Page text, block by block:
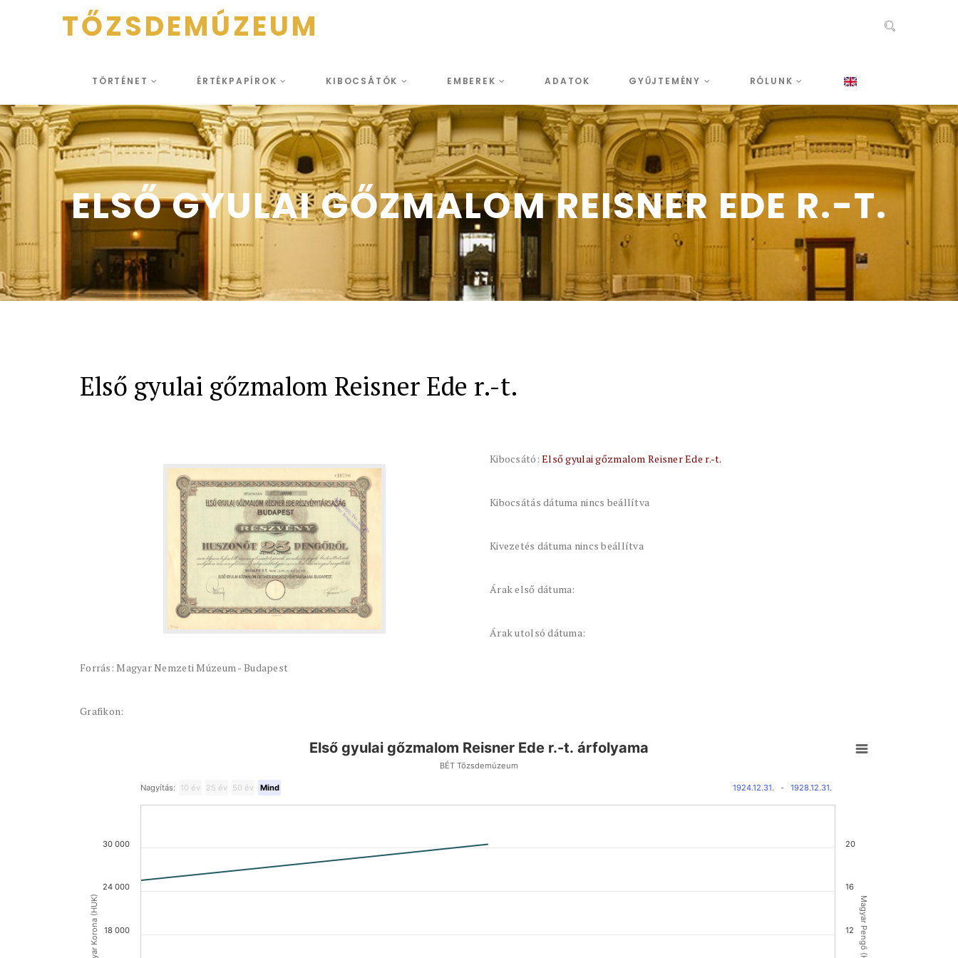
TŐZSDEMÚZEUM
TÖRTÉNET ÉRTÉKPAPÍROK KIBOCSÁTÓK EMBEREK ADATOK GYŰJTEMÉNY RÓLUNK
ELSŐ GYULAI GŐZMALOM REISNER EDE R.-T.
Első gyulai gőzmalom Reisner Ede r.-t.
Forrás: Magyar Nemzeti Múzeum - Budapest
Kibocsátó:Első gyulai gőzmalom Reisner Ede r.-t.
Kibocsátás dátuma nincs beállítva
Kivezetés dátuma nincs beállítva
Árak első dátuma:
Árak utolsó dátuma:
Grafikon:
Magyar Korona (HUK) Magyar Pengő (HUP)
Első gyulai gőzmalom Reisner Ede r.-t. árfolyama
BÉT Tőzsdemúzeum
Nagyítás: 10 év 25 év 50 év Mind 1924.12.31. - 1928.12.31.
18 000
24 000
30 000
12
16
20